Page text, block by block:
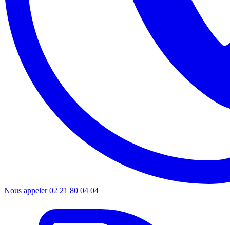
Nous appeler 02 21 80 04 04